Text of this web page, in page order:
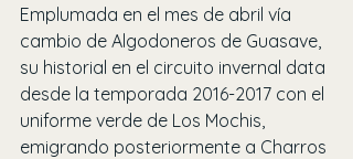
Emplumada en el mes de abril vía
cambio de Algodoneros de Guasave,
su historial en el circuito invernal data
desde la temporada 2016-2017 con el
uniforme verde de Los Mochis,
emigrando posteriormente a Charros